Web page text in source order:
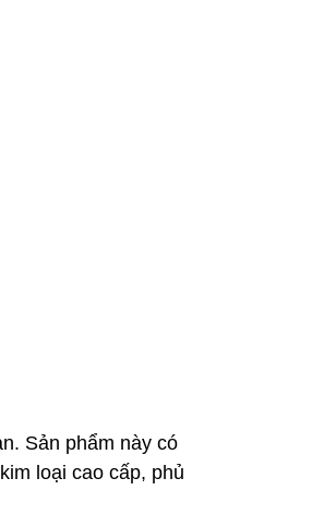
Sản phẩm này có
loại cao cấp, phủ